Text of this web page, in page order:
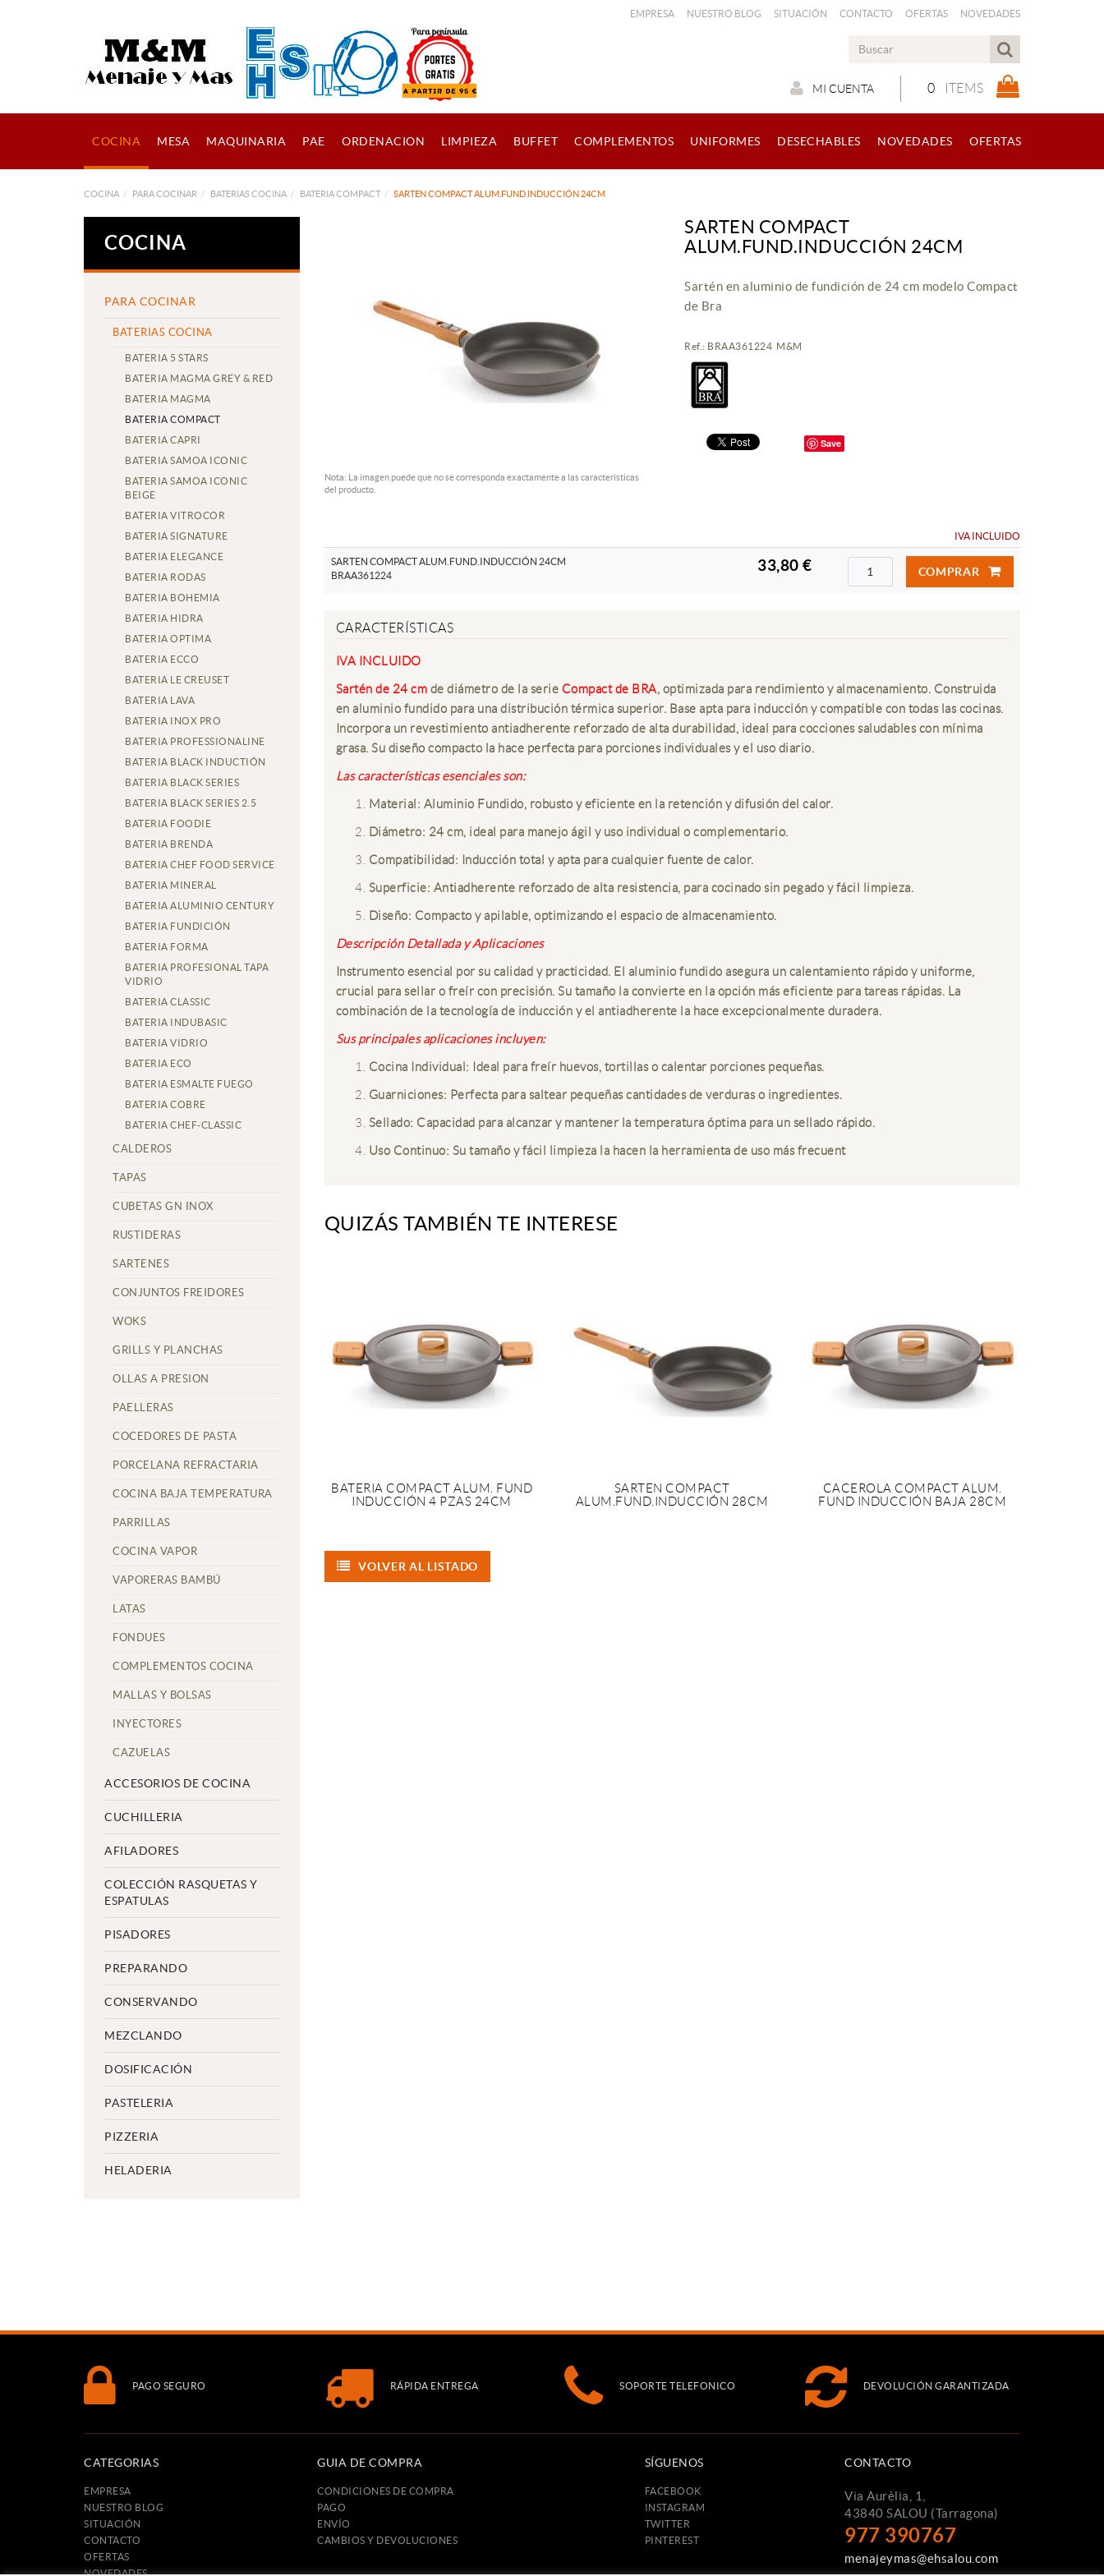
EMPRESA NUESTRO BLOG SITUACIÓN CONTACTO OFERTAS NOVEDADES
0 ITEMS
MI CUENTA
COCINA MESA MAQUINARIA PAE ORDENACION LIMPIEZA BUFFET COMPLEMENTOS UNIFORMES DESECHABLES NOVEDADES OFERTAS
COCINA PARA COCINAR BATERIAS COCINA BATERIA COMPACT SARTEN COMPACT ALUM.FUND.INDUCCIÓN 24CM
COCINA
PARA COCINAR
BATERIAS COCINA
BATERIA 5 STARS
BATERIA MAGMA GREY & RED
BATERIA MAGMA
BATERIA COMPACT
BATERIA CAPRI
BATERIA SAMOA ICONIC
BATERIA SAMOA ICONIC
BEIGE
BATERIA VITROCOR
BATERIA SIGNATURE
BATERIA ELEGANCE
BATERIA RODAS
BATERIA BOHEMIA
BATERIA HIDRA
BATERIA OPTIMA
BATERIA ECCO
BATERIA LE CREUSET
BATERIA LAVA
BATERIA INOX PRO
BATERIA PROFESSIONALINE
BATERIA BLACK INDUCTIÓN
BATERIA BLACK SERIES
BATERIA BLACK SERIES 2.5
BATERIA FOODIE
BATERIA BRENDA
BATERIA CHEF FOOD SERVICE
BATERIA MINERAL
BATERIA ALUMINIO CENTURY
BATERIA FUNDICIÓN
BATERIA FORMA
BATERIA PROFESIONAL TAPA
VIDRIO
BATERIA CLASSIC
BATERIA INDUBASIC
BATERIA VIDRIO
BATERIA ECO
BATERIA ESMALTE FUEGO
BATERIA COBRE
BATERIA CHEF-CLASSIC
CALDEROS
TAPAS
CUBETAS GN INOX
RUSTIDERAS
SARTENES
CONJUNTOS FREIDORES
WOKS
GRILLS Y PLANCHAS
OLLAS A PRESION
PAELLERAS
COCEDORES DE PASTA
PORCELANA REFRACTARIA
COCINA BAJA TEMPERATURA
PARRILLAS
COCINA VAPOR
VAPORERAS BAMBÚ
LATAS
FONDUES
COMPLEMENTOS COCINA
MALLAS Y BOLSAS
INYECTORES
CAZUELAS
ACCESORIOS DE COCINA
CUCHILLERIA
AFILADORES
COLECCIÓN RASQUETAS Y
ESPATULAS
PISADORES
PREPARANDO
CONSERVANDO
MEZCLANDO
DOSIFICACIÓN
PASTELERIA
PIZZERIA
HELADERIA
Nota: La imagen puede que no se corresponda exactamente a las características
del producto.
SARTEN COMPACT
ALUM.FUND.INDUCCIÓN 24CM
Sartén en aluminio de fundición de 24 cm modelo Compact
de Bra
Ref.: BRAA361224 M&M
Save
IVA INCLUIDO
SARTEN COMPACT ALUM.FUND.INDUCCIÓN 24CM
BRAA361224
33,80 € COMPRAR
CARACTERÍSTICAS
IVA INCLUIDO
Sartén de 24 cm de diámetro de la serie Compact de BRA, optimizada para rendimiento y almacenamiento. Construida
en aluminio fundido para una distribución térmica superior. Base apta para inducción y compatible con todas las cocinas.
Incorpora un revestimiento antiadherente reforzado de alta durabilidad, ideal para cocciones saludables con mínima
grasa. Su diseño compacto la hace perfecta para porciones individuales y el uso diario.
Las características esenciales son:
Material: Aluminio Fundido, robusto y eficiente en la retención y difusión del calor.
Diámetro: 24 cm, ideal para manejo ágil y uso individual o complementario.
Compatibilidad: Inducción total y apta para cualquier fuente de calor.
Superficie: Antiadherente reforzado de alta resistencia, para cocinado sin pegado y fácil limpieza.
Diseño: Compacto y apilable, optimizando el espacio de almacenamiento.
Descripción Detallada y Aplicaciones
Instrumento esencial por su calidad y practicidad. El aluminio fundido asegura un calentamiento rápido y uniforme,
crucial para sellar o freír con precisión. Su tamaño la convierte en la opción más eficiente para tareas rápidas. La
combinación de la tecnología de inducción y el antiadherente la hace excepcionalmente duradera.
Sus principales aplicaciones incluyen:
Cocina Individual: Ideal para freír huevos, tortillas o calentar porciones pequeñas.
Guarniciones: Perfecta para saltear pequeñas cantidades de verduras o ingredientes.
Sellado: Capacidad para alcanzar y mantener la temperatura óptima para un sellado rápido.
Uso Continuo: Su tamaño y fácil limpieza la hacen la herramienta de uso más frecuent
QUIZÁS TAMBIÉN TE INTERESE
BATERIA COMPACT ALUM. FUND
INDUCCIÓN 4 PZAS 24CM
SARTEN COMPACT
ALUM.FUND.INDUCCIÓN 28CM
CACEROLA COMPACT ALUM.
FUND INDUCCIÓN BAJA 28CM
VOLVER AL LISTADO
PAGO SEGURO RÁPIDA ENTREGA SOPORTE TELEFONICO DEVOLUCIÓN GARANTIZADA
CATEGORIAS
EMPRESA
NUESTRO BLOG
SITUACIÓN
CONTACTO
OFERTAS
NOVEDADES
GUIA DE COMPRA
CONDICIONES DE COMPRA
PAGO
ENVÍO
CAMBIOS Y DEVOLUCIONES
SÍGUENOS
FACEBOOK
INSTAGRAM
TWITTER
PINTEREST
CONTACTO
Via Aurèlia, 1,
43840 SALOU (Tarragona)
977 390767
menajeymas@ehsalou.com